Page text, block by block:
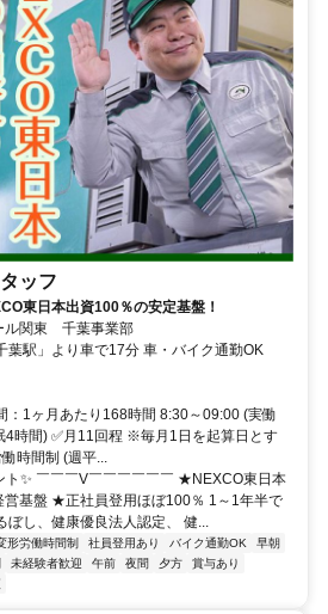
ッフ
東日本出資100％の安定基盤！
ル関東 千葉事業部
葉駅」より車で17分 車・バイク通勤OK
：1ヶ月あたり168時間 8:30～09:00 (実働
4時間) ✅月11回程 ※毎月1日を起算日とす
時間制 (週平...
ト✨ ￣￣￣V￣￣￣￣￣￣ ★NEXCO東日本
営基盤 ★正社員登用ほぼ100％ 1～1年半で
し、健康優良法人認定、 健...
形労働時間制 社員登用あり バイク通勤OK
早朝
未経験者歓迎 午前 夜間 夕方
賞与あり